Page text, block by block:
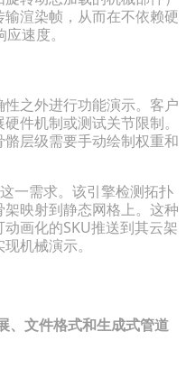
渲染帧，从而在不依赖硬
速度。
之外进行功能演示。客户
件机制或测试关节限制。
层级需要手动绘制权重和
一需求。该引擎检测拓扑
映射到静态网格上。这种
画化的SKU推送到其云架
机械演示。
、文件格式和生成式管道